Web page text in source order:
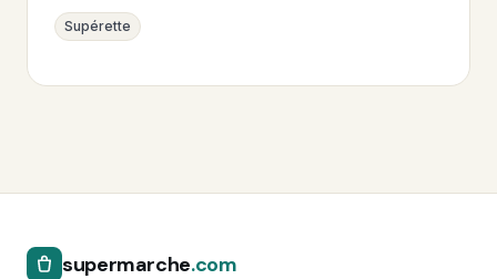
Supérette
supermarche.com